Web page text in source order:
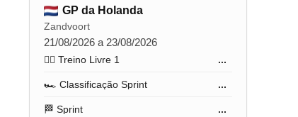
GP da Holanda
Zandvoort
21/08/2026 a 23/08/2026
🏋️‍♂️ Treino Livre 1 ...
🏎️ Classificação Sprint ...
🏁 Sprint ...